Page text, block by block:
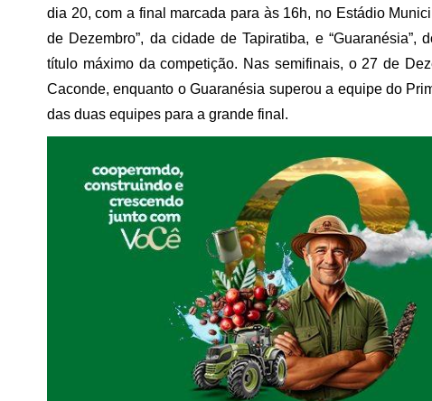
dia 20, com a final marcada para às 16h, no Estádio
de Dezembro”, da cidade de Tapiratiba, e
título máximo da competição. Nas semifinais, o 27 de
Caconde, enquanto o Guaranésia superou a equipe do
das duas equipes para a grande final.